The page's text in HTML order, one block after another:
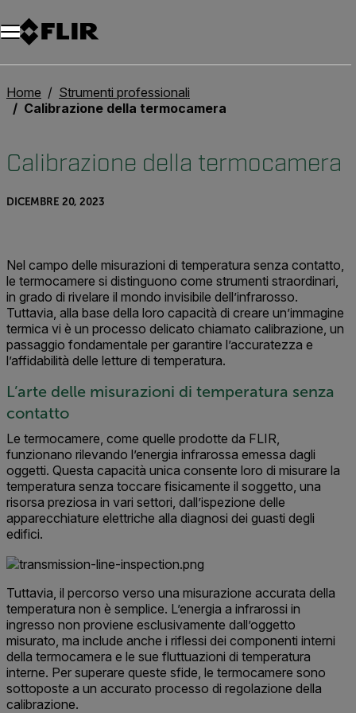
Unread messages
Modello
Rimuovi
articoli
articolo
Aggiungi al carrello
Aggiunto al carrello
Home
Strumenti professionali
Calibrazione della termocamera
Calibrazione della termocamera
DICEMBRE 20, 2023
Nel campo delle misurazioni di temperatura senza contatto,
le termocamere si distinguono come strumenti straordinari,
in grado di rivelare il mondo invisibile dell’infrarosso.
Tuttavia, alla base della loro capacità di creare un’immagine
termica vi è un processo delicato chiamato calibrazione, un
passaggio fondamentale per garantire l’accuratezza e
l’affidabilità delle letture di temperatura.
L’arte delle misurazioni di temperatura senza
contatto
Le termocamere, come quelle prodotte da FLIR,
funzionano rilevando l’energia infrarossa emessa dagli
oggetti. Questa capacità unica consente loro di misurare la
temperatura senza toccare fisicamente il soggetto, una
risorsa preziosa in vari settori, dall’ispezione delle
apparecchiature elettriche alla diagnosi dei guasti degli
edifici.
Tuttavia, il percorso verso una misurazione accurata della
temperatura non è semplice. L’energia a infrarossi in
ingresso non proviene esclusivamente dall’oggetto
misurato, ma include anche i riflessi dei componenti interni
della termocamera e le sue fluttuazioni di temperatura
interne. Per superare queste sfide, le termocamere sono
sottoposte a un accurato processo di regolazione della
calibrazione.